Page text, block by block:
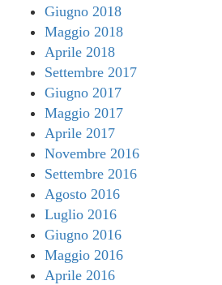
Giugno 2018
Maggio 2018
Aprile 2018
Settembre 2017
Giugno 2017
Maggio 2017
Aprile 2017
Novembre 2016
Settembre 2016
Agosto 2016
Luglio 2016
Giugno 2016
Maggio 2016
Aprile 2016